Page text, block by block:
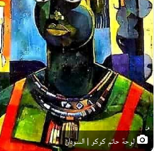
لوحة حاتم كوكو | السودان